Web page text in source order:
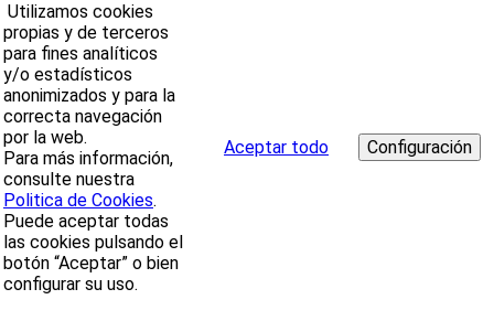
Utilizamos cookies
propias y de terceros
para fines analíticos
y/o estadísticos
anonimizados y para la
correcta navegación
por la web.
Para más información,
consulte nuestra
Politica de Cookies.
Puede aceptar todas
las cookies pulsando el
botón “Aceptar” o bien
configurar su uso.
Aceptar todo